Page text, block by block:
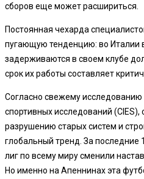
сборов еще может расшириться.
Постоянная чехарда
пугающую тенденцию: во Италии
задерживаются в своем клубе
срок их работы составляет
Согласно свежему
спортивных исследований
разрушению старых систем и
глобальный тренд. За последние
лиг по всему миру сменили
Но именно на Апеннинах эта